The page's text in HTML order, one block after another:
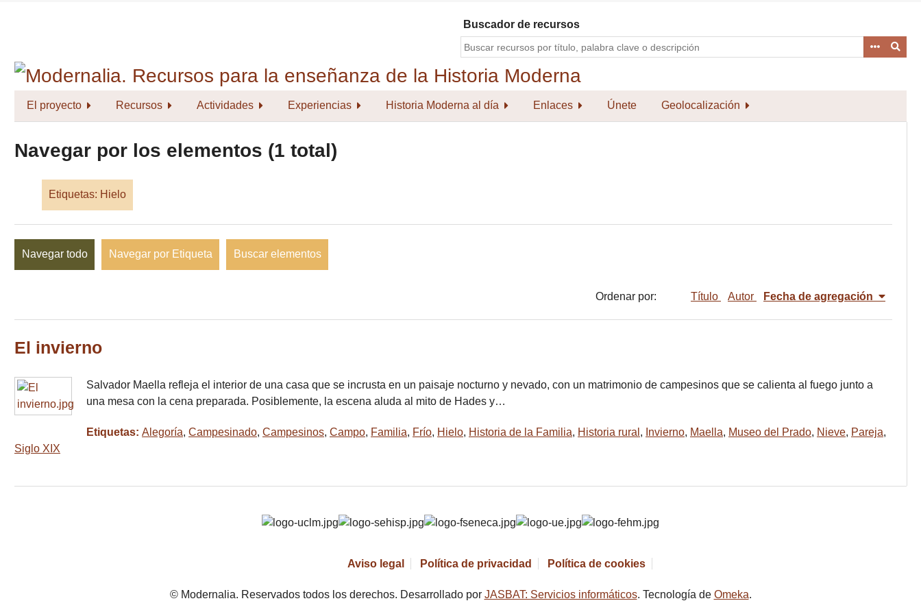
Buscador de recursos
El proyecto Recursos Actividades Experiencias Historia Moderna al día Enlaces Únete Geolocalización
Navegar por los elementos (1 total)
Etiquetas: Hielo
Navegar todo Navegar por Etiqueta Buscar elementos
Ordenar por: Título Autor Fecha de agregación
El invierno
Salvador Maella refleja el interior de una casa que se incrusta en un paisaje nocturno y nevado, con un matrimonio de campesinos que se calienta al fuego junto a
una mesa con la cena preparada. Posiblemente, la escena aluda al mito de Hades y…
Etiquetas: Alegoría, Campesinado, Campesinos, Campo, Familia, Frío, Hielo, Historia de la Familia, Historia rural , Invierno, Maella, Museo del Prado, Nieve, Pareja,
Siglo XIX
Aviso legal Política de privacidad Política de cookies
© Modernalia. Reservados todos los derechos. Desarrollado por JASBAT: Servicios informáticos. Tecnología de Omeka.